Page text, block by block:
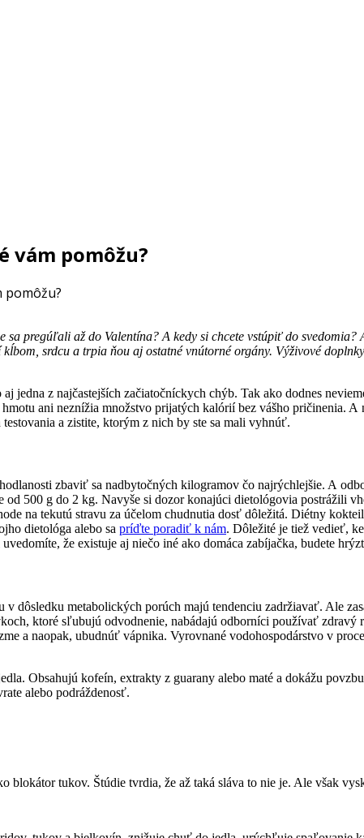
vám pomôžu?
pomôžu?
sa pregúľali až do Valentína? A kedy si chcete vstúpiť do
srdcu a trpia ňou aj ostatné vnútorné orgány. Výživové
jedna z najčastejších začiatočníckych chýb. Tak ako dodnes
ani neznížia množstvo prijatých kalórií bez vášho pričinenia.
a zistite, ktorým z nich by ste sa mali vyhnúť.
zbaviť sa nadbytočných kilogramov čo najrýchlejšie. A
500 g do 2 kg. Navyše si dozor konajúci dietológovia postrážili
na tekutú stravu za účelom chudnutia dosť dôležitá. Diétny
dietológa alebo sa príďte poradiť k nám. Dôležité je tiež vedieť,
že existuje aj niečo iné ako domáca zabíjačka, budete
metabolických porúch majú tendenciu zadržiavať. Ale
ktoré sľubujú odvodnenie, nabádajú odborníci používať
a naopak, ubudnúť vápnika. Vyrovnané vodohospodárstvo v
Obsahujú kofeín, extrakty z guarany alebo maté a dokážu
alebo podráždenosť.
tukov. Štúdie tvrdia, že až taká sláva to nie je. Ale však